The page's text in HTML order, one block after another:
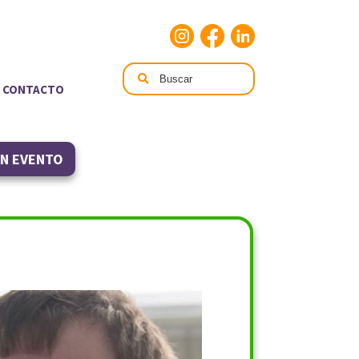
CONTACTO
EVENTO